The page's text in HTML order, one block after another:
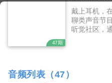
47期
戴上耳机，
聊类声音节
听觉社区，
音频列表（47）